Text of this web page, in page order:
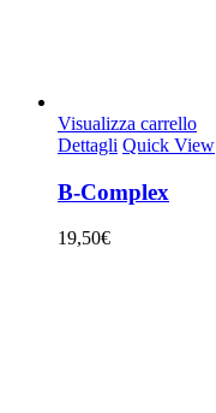
Visualizza carrello
Dettagli Quick View
B-Complex
19,50€